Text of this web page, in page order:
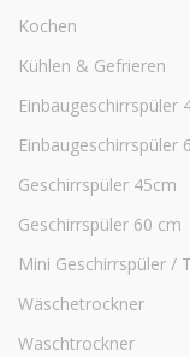
Kochen
Kühlen & Gefrieren
Einbaugeschirrspüler
Einbaugeschirrspüler
Geschirrspüler 45cm
Geschirrspüler 60 cm
Mini Geschirrspüler /
Wäschetrockner
Waschtrockner